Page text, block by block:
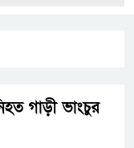
গাড়ী ভাংচুর